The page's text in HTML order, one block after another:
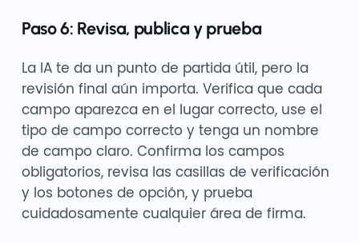
Paso 6: Revisa, publica y prueba
La IA te da un punto de partida útil, pero la
revisión final aún importa. Verifica que cada
campo aparezca en el lugar correcto, use el
tipo de campo correcto y tenga un nombre
de campo claro. Confirma los campos
obligatorios, revisa las casillas de verificación
y los botones de opción, y prueba
cuidadosamente cualquier área de firma.